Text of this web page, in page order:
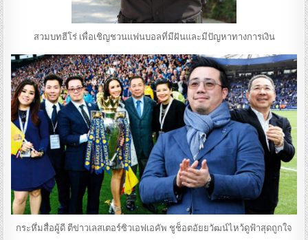
สวมบทฮีโร่ เพื่อเชิญชวนแฟนบอลที่มีฝันและมีปัญหาทางการเงิน
กระหึ่มสื่อผู้ดี ตีข่าวเลสเตอร์ซิวเอฟเอคัพ ชูช็อตอัยยวัฒน์ไหว้ดูฟ้าสุดถูกใจ